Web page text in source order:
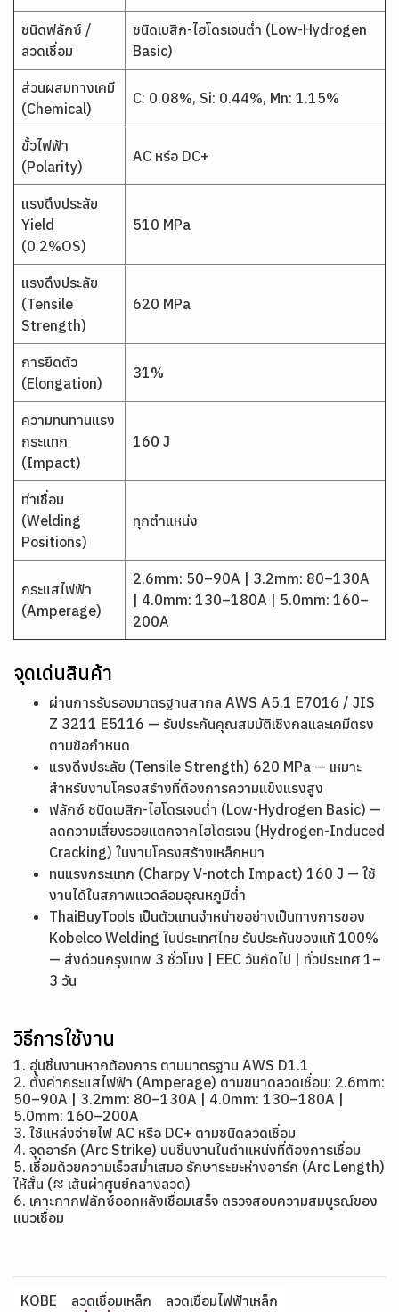
ชนิดฟลักซ์ /
ลวดเชื่อม
ชนิดเบสิก-ไฮโดรเจนต่ำ (Low-Hydrogen
Basic)
ส่วนผสมทางเคมี
(Chemical)
C: 0.08%, Si: 0.44%, Mn: 1.15%
ขั้วไฟฟ้า
(Polarity)
AC หรือ DC+
แรงดึงประลัย
Yield
(0.2%OS)
510 MPa
แรงดึงประลัย
(Tensile
Strength)
620 MPa
การยืดตัว
(Elongation)
31%
ความทนทานแรง
กระแทก
(Impact)
160 J
ท่าเชื่อม
(Welding
Positions)
ทุกตำแหน่ง
กระแสไฟฟ้า
(Amperage)
2.6mm: 50–90A | 3.2mm: 80–130A
| 4.0mm: 130–180A | 5.0mm: 160–
200A
จุดเด่นสินค้า
ผ่านการรับรองมาตรฐานสากล AWS A5.1 E7016 / JIS
Z 3211 E5116 — รับประกันคุณสมบัติเชิงกลและเคมีตรง
ตามข้อกำหนด
แรงดึงประลัย (Tensile Strength) 620 MPa — เหมาะ
สำหรับงานโครงสร้างที่ต้องการความแข็งแรงสูง
ฟลักซ์ ชนิดเบสิก-ไฮโดรเจนต่ำ (Low-Hydrogen Basic) —
ลดความเสี่ยงรอยแตกจากไฮโดรเจน (Hydrogen-Induced
Cracking) ในงานโครงสร้างเหล็กหนา
ทนแรงกระแทก (Charpy V-notch Impact) 160 J — ใช้
งานได้ในสภาพแวดล้อมอุณหภูมิต่ำ
ThaiBuyTools เป็นตัวแทนจำหน่ายอย่างเป็นทางการของ
Kobelco Welding ในประเทศไทย รับประกันของแท้ 100%
— ส่งด่วนกรุงเทพ 3 ชั่วโมง | EEC วันถัดไป | ทั่วประเทศ 1–
3 วัน
วิธีการใช้งาน
1. อุ่นชิ้นงานหากต้องการ ตามมาตรฐาน AWS D1.1
2. ตั้งค่ากระแสไฟฟ้า (Amperage) ตามขนาดลวดเชื่อม: 2.6mm:
50–90A | 3.2mm: 80–130A | 4.0mm: 130–180A |
5.0mm: 160–200A
3. ใช้แหล่งจ่ายไฟ AC หรือ DC+ ตามชนิดลวดเชื่อม
4. จุดอาร์ก (Arc Strike) บนชิ้นงานในตำแหน่งที่ต้องการเชื่อม
5. เชื่อมด้วยความเร็วสม่ำเสมอ รักษาระยะห่างอาร์ก (Arc Length)
ให้สั้น (≈ เส้นผ่าศูนย์กลางลวด)
6. เคาะกากฟลักซ์ออกหลังเชื่อมเสร็จ ตรวจสอบความสมบูรณ์ของ
แนวเชื่อม
KOBE ลวดเชื่อมเหล็ก ลวดเชื่อมไฟฟ้าเหล็ก